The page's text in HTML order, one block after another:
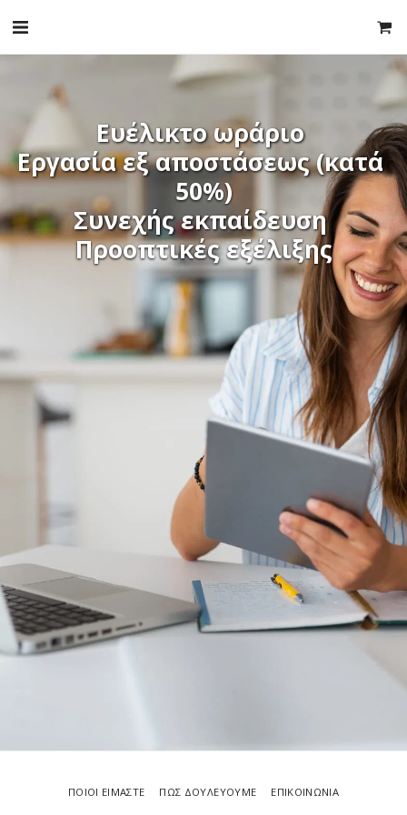
Ευέλικτο ωράριο
Εργασία εξ αποστάσεως (κατά
50%)
Συνεχής εκπαίδευση
Προοπτικές εξέλιξης
ΠΟΙΟΙ ΕΙΜΑΣΤΕ ΠΩΣ ΔΟΥΛΕΥΟΥΜΕ ΕΠΙΚΟΙΝΩΝΙΑ